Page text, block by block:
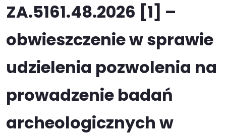
ZA.5161.48.2026 [1] –
obwieszczenie w sprawie
udzielenia pozwolenia na
prowadzenie badań
archeologicznych w